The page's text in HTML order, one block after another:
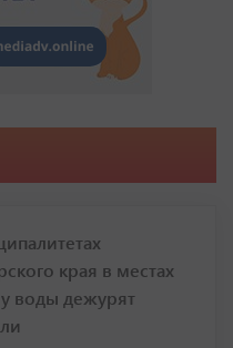
края в местах
воды дежурят